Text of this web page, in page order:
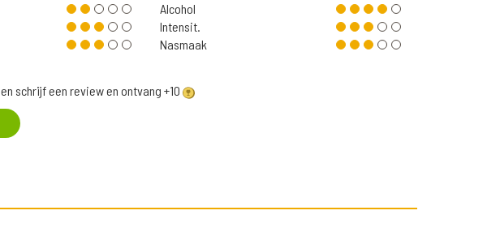
Alcohol
Intensit.
Nasmaak
en schrijf een review en ontvang +10